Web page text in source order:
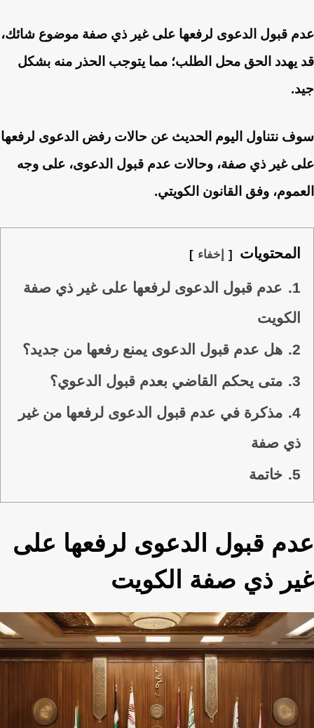
عدم قبول الدعوى لرفعها على غير ذي صفة موضوع شائك،
قد يهدد الحق محل الطلب؛ مما يتوجب الحذر منه بشكل
جيد.
سوف نتناول اليوم الحديث عن حالات رفض الدعوى لرفعها
على غير ذي صفة، وحالات عدم قبول الدعوى، على وجه
العموم، وفق القانون الكويتي.
المحتويات إخفاء
1.
عدم قبول الدعوى لرفعها على غير ذي صفة
الكويت
2.
هل عدم قبول الدعوى يمنع رفعها من جديد؟
3.
متى يحكم القاضي بعدم قبول الدعوي؟
4.
مذكرة في عدم قبول الدعوى لرفعها من غير
ذي صفة
5.
خاتمة
عدم قبول الدعوى لرفعها على
غير ذي صفة الكويت